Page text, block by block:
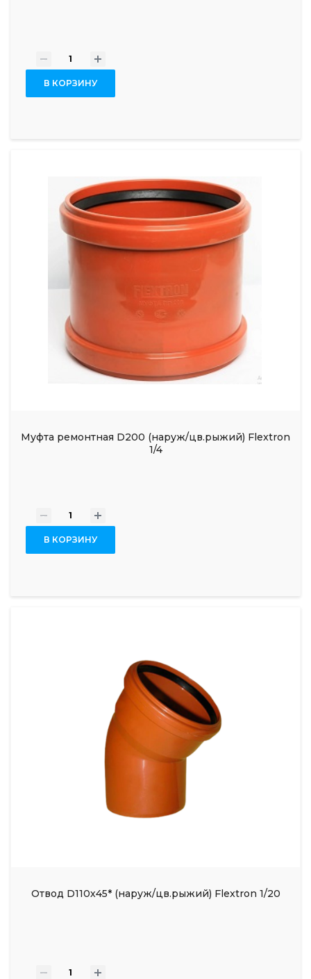
- +
В КОРЗИНУ
Муфта ремонтная D200 (наруж/цв.рыжий) Flextron
1/4
- +
В КОРЗИНУ
Отвод D110х45* (наруж/цв.рыжий) Flextron 1/20
- +